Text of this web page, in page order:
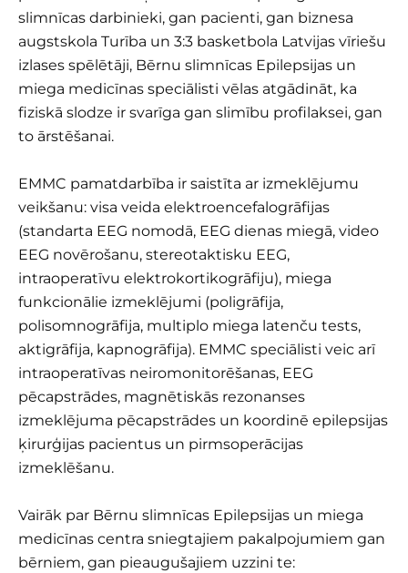
slimnīcas darbinieki, gan pacienti, gan biznesa
augstskola Turība un 3:3 basketbola Latvijas vīriešu
izlases spēlētāji, Bērnu slimnīcas Epilepsijas un
miega medicīnas speciālisti vēlas atgādināt, ka
fiziskā slodze ir svarīga gan slimību profilaksei, gan
to ārstēšanai.
EMMC pamatdarbība ir saistīta ar izmeklējumu
veikšanu: visa veida elektroencefalogrāfijas
(standarta EEG nomodā, EEG dienas miegā, video
EEG novērošanu, stereotaktisku EEG,
intraoperatīvu elektrokortikogrāfiju), miega
funkcionālie izmeklējumi (poligrāfija,
polisomnogrāfija, multiplo miega latenču tests,
aktigrāfija, kapnogrāfija). EMMC speciālisti veic arī
intraoperatīvas neiromonitorēšanas, EEG
pēcapstrādes, magnētiskās rezonanses
izmeklējuma pēcapstrādes un koordinē epilepsijas
ķirurģijas pacientus un pirmsoperācijas
izmeklēšanu.
Vairāk par Bērnu slimnīcas Epilepsijas un miega
medicīnas centra sniegtajiem pakalpojumiem gan
bērniem, gan pieaugušajiem uzzini te: